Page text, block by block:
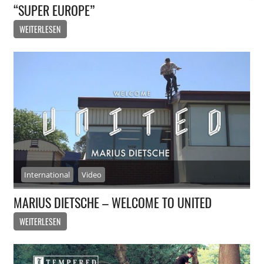
“SUPER EUROPE”
WEITERLESEN
International Video
MARIUS DIETSCHE – WELCOME TO UNITED
WEITERLESEN